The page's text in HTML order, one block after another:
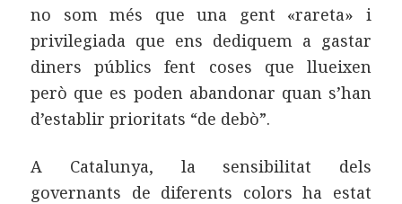
no som més que una gent «rareta» i
privilegiada que ens dediquem a gastar
diners públics fent coses que llueixen
però que es poden abandonar quan s’han
d’establir prioritats “de debò”.
A Catalunya, la sensibilitat dels
governants de diferents colors ha estat